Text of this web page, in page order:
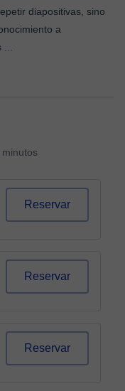
diapositivas, sino
a
Reservar
Reservar
Reservar